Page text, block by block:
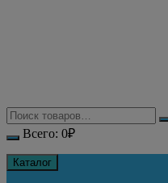
Всего: 0₽
Каталог